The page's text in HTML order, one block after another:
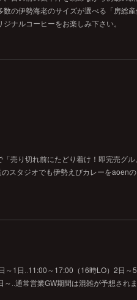
数の伊勢海老のサイズが選べる「房総
ナルコーヒーをお楽しみ下さい。
売り切れ前にたどり着け！即完売グ
スタジオでも伊勢えびカレーをaoen
1日‥11:00～17:00（16時LO）2日～
‥通常営業GW期間は混雑が予想され